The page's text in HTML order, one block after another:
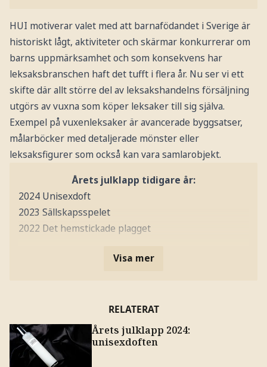
HUI motiverar valet med att barnafödandet i Sverige är
historiskt lågt, aktiviteter och skärmar konkurrerar om
barns uppmärksamhet och som konsekvens har
leksaksbranschen haft det tufft i flera år. Nu ser vi ett
skifte där allt större del av leksakshandelns försäljning
utgörs av vuxna som köper leksaker till sig själva.
Exempel på vuxenleksaker är avancerade byggsatser,
målarböcker med detaljerade mönster eller
leksaksfigurer som också kan vara samlarobjekt.
Årets julklapp tidigare år:
2024 Unisexdoft
2023 Sällskapsspelet
2022 Det hemstickade plagget
Visa mer
RELATERAT
Årets julklapp 2024:
unisexdoften